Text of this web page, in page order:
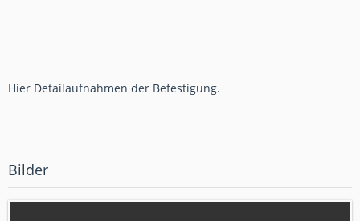
Hier Detailaufnahmen der Befestigung.
Bilder